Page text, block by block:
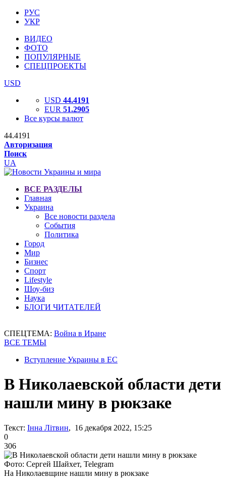
РУС
УКР
ВИДЕО
ФОТО
ПОПУЛЯРНЫЕ
СПЕЦПРОЕКТЫ
USD
USD 44.4191
EUR 51.2905
Все курсы валют
44.4191
Авторизация
Поиск
UA
ВСЕ РАЗДЕЛЫ
Главная
Украина
Все новости раздела
События
Политика
Город
Мир
Бизнес
Спорт
Lifestyle
Шоу-биз
Наука
БЛОГИ ЧИТАТЕЛЕЙ
СПЕЦТЕМА: Война в Иране
ВСЕ ТЕМЫ
Вступление Украины в ЕС
В Николаевской области дети
нашли мину в рюкзаке
Текст: Інна Літвин, 16 декабря 2022, 15:25
0
306
Фото: Сергей Шайхет, Telegram
На Николаевщине нашли мину в рюкзаке